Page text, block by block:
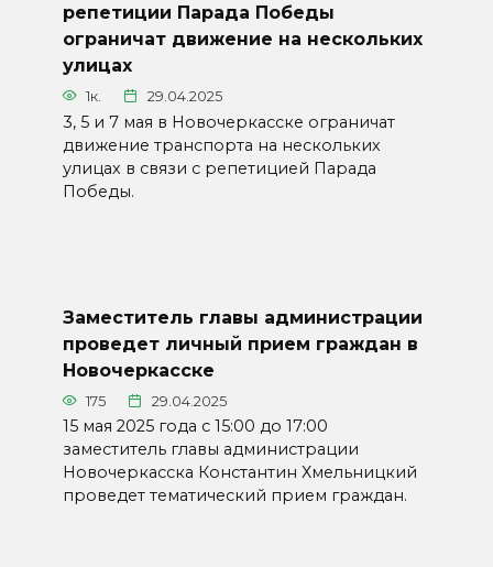
репетиции Парада Победы
ограничат движение на нескольких
улицах
1к. 29.04.2025
3, 5 и 7 мая в Новочеркасске ограничат
движение транспорта на нескольких
улицах в связи с репетицией Парада
Победы.
Заместитель главы администрации
проведет личный прием граждан в
Новочеркасске
175 29.04.2025
15 мая 2025 года с 15:00 до 17:00
заместитель главы администрации
Новочеркасска Константин Хмельницкий
проведет тематический прием граждан.